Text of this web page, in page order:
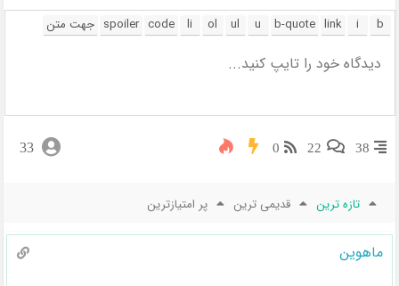
38
22
0
33
تازه ترین قدیمی ترین پر امتیازترین
ماهوین